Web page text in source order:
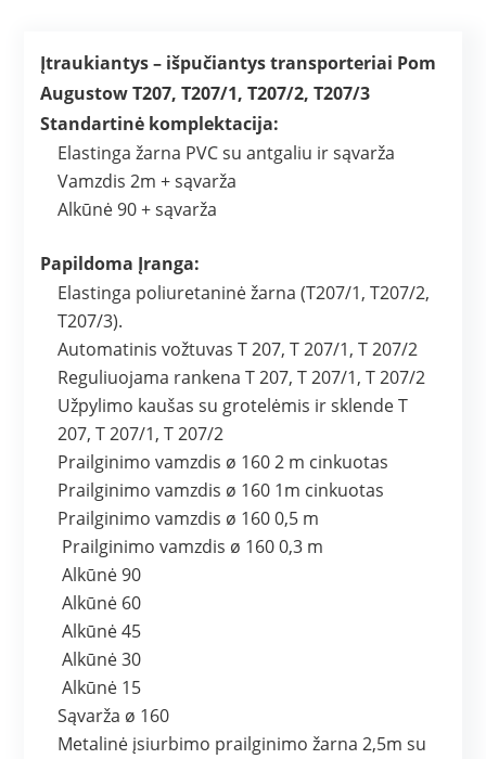
Įtraukiantys – išpučiantys transporteriai Pom
Augustow T207, T207/1, T207/2, T207/3
Standartinė komplektacija:
Elastinga žarna PVC su antgaliu ir sąvarža
Vamzdis 2m + sąvarža
Alkūnė 90 + sąvarža
Papildoma Įranga:
Elastinga poliuretaninė žarna (T207/1, T207/2,
T207/3).
Automatinis vožtuvas T 207, T 207/1, T 207/2
Reguliuojama rankena T 207, T 207/1, T 207/2
Užpylimo kaušas su grotelėmis ir sklende T
207, T 207/1, T 207/2
Prailginimo vamzdis ø 160 2 m cinkuotas
Prailginimo vamzdis ø 160 1m cinkuotas
Prailginimo vamzdis ø 160 0,5 m
Prailginimo vamzdis ø 160 0,3 m
Alkūnė 90
Alkūnė 60
Alkūnė 45
Alkūnė 30
Alkūnė 15
Sąvarža ø 160
Metalinė įsiurbimo prailginimo žarna 2,5m su